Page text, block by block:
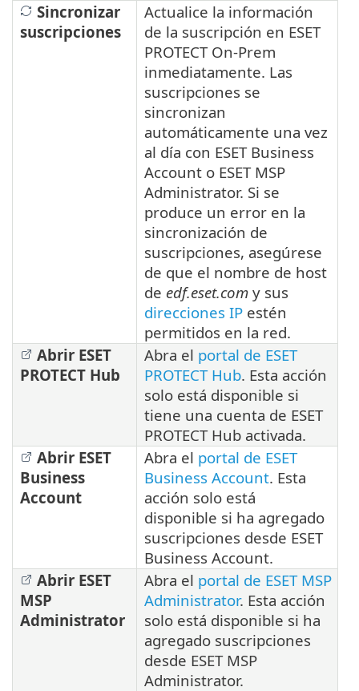
Sincronizar
suscripciones
Actualice la información
de la suscripción en ESET
PROTECT On-Prem
inmediatamente. Las
suscripciones se
sincronizan
automáticamente una vez
al día con ESET Business
Account o ESET MSP
Administrator. Si se
produce un error en la
sincronización de
suscripciones, asegúrese
de que el nombre de host
de edf.eset.com y sus
direcciones IP estén
permitidos en la red.
Abrir ESET
PROTECT Hub
Abra el portal de ESET
PROTECT Hub. Esta acción
solo está disponible si
tiene una cuenta de ESET
PROTECT Hub activada.
Abrir ESET
Business
Account
Abra el portal de ESET
Business Account. Esta
acción solo está
disponible si ha agregado
suscripciones desde ESET
Business Account.
Abrir ESET
MSP
Administrator
Abra el portal de ESET MSP
Administrator. Esta acción
solo está disponible si ha
agregado suscripciones
desde ESET MSP
Administrator.